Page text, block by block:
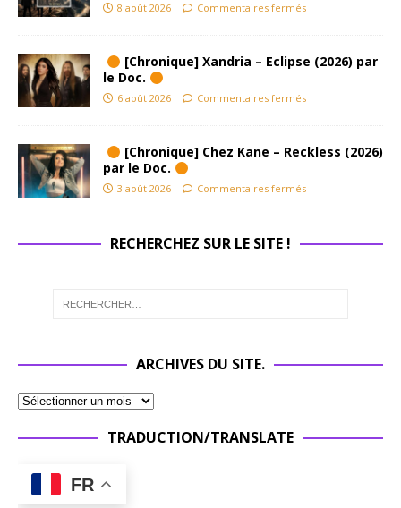
8 août 2026 Commentaires fermés
[Chronique] Xandria – Eclipse (2026) par
le Doc.
6 août 2026 Commentaires fermés
[Chronique] Chez Kane – Reckless (2026)
par le Doc.
3 août 2026 Commentaires fermés
RECHERCHEZ SUR LE SITE !
ARCHIVES DU SITE.
TRADUCTION/TRANSLATE
FR